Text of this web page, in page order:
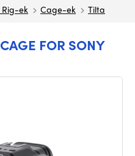
ek Cage-ek Tilta
FOR SONY